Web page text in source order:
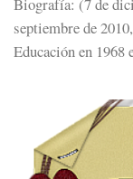
septiembre de
Educación en 1968